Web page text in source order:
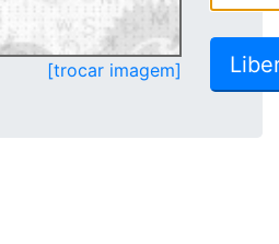
[trocar imagem]